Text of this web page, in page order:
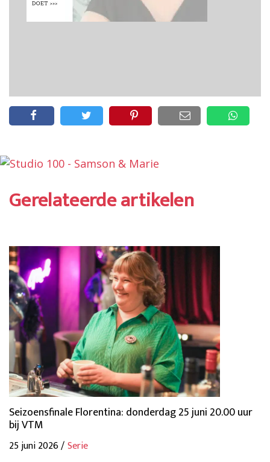
Gerelateerde artikelen
Seizoensfinale Florentina: donderdag 25 juni 20.00 uur
bij VTM
25 juni 2026 /Serie